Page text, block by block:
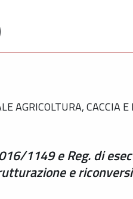
AGRICOLTURA, CACCIA
1149 e Reg. di
e